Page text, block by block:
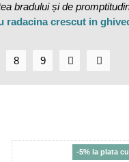
bradului și de
radacina crescut in
8 9
-5% la plata